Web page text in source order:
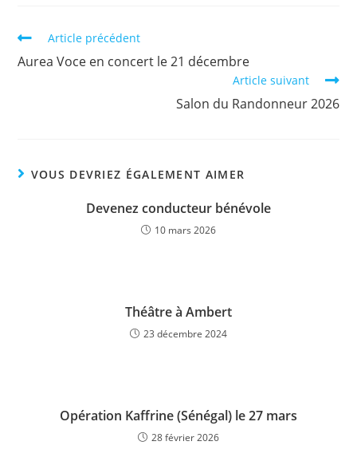
Article précédent
Aurea Voce en concert le 21 décembre
Article suivant
Salon du Randonneur 2026
VOUS DEVRIEZ ÉGALEMENT AIMER
Devenez conducteur bénévole
10 mars 2026
Théâtre à Ambert
23 décembre 2024
Opération Kaffrine (Sénégal) le 27 mars
28 février 2026